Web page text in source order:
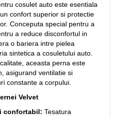
cosulet auto este esentiala
confort superior si protectie
Conceputa special pentru a
a reduce disconfortul in
o bariera intre pielea
sintetica a cosuletului auto.
aceasta perna este
asigurand ventilatie si
constante a corpului.
Velvet
confortabil: Tesatura